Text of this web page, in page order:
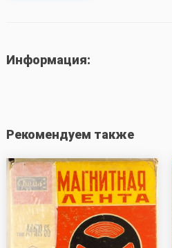
Информация:
Рекомендуем также